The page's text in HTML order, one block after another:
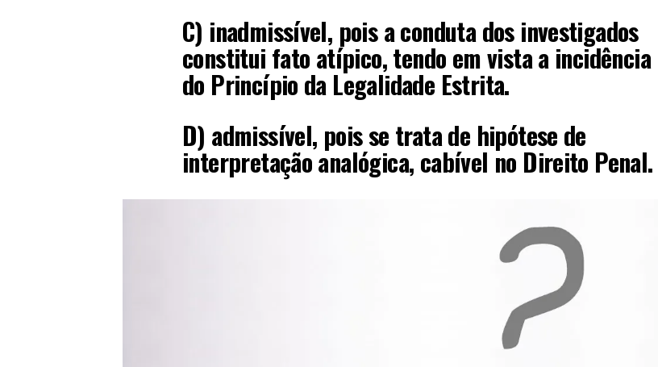
C) inadmissível, pois a conduta dos investigados
constitui fato atípico, tendo em vista a incidência
do Princípio da Legalidade Estrita.
D) admissível, pois se trata de hipótese de
interpretação analógica, cabível no Direito Penal.